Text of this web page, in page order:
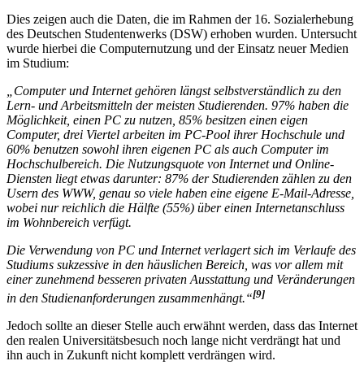
Dies zeigen auch die Daten, die im Rahmen der 16. Sozialerhebung
des Deutschen Studentenwerks (DSW) erhoben wurden. Untersucht
wurde hierbei die Computernutzung und der Einsatz neuer Medien
im Studium:
„Computer und Internet gehören längst selbstverständlich zu den
Lern- und Arbeitsmitteln der meisten Studierenden. 97% haben die
Möglichkeit, einen PC zu nutzen, 85% besitzen einen eigen
Computer, drei Viertel arbeiten im PC-Pool ihrer Hochschule und
60% benutzen sowohl ihren eigenen PC als auch Computer im
Hochschulbereich. Die Nutzungsquote von Internet und Online-
Diensten liegt etwas darunter: 87% der Studierenden zählen zu den
Usern des WWW, genau so viele haben eine eigene E-Mail-Adresse,
wobei nur reichlich die Hälfte (55%) über einen Internetanschluss
im Wohnbereich verfügt.
Die Verwendung von PC und Internet verlagert sich im Verlaufe des
Studiums sukzessive in den häuslichen Bereich, was vor allem mit
einer zunehmend besseren privaten Ausstattung und Veränderungen
in den Studienanforderungen zusammenhängt.“[9]
Jedoch sollte an dieser Stelle auch erwähnt werden, dass das Internet
den realen Universitätsbesuch noch lange nicht verdrängt hat und
ihn auch in Zukunft nicht komplett verdrängen wird.